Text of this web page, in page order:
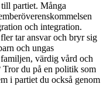
partiet. Många
och integration.
tar ansvar och bryr sig
och ungas
värdig vård och
Tror du på en politik som
i partiet du också genom